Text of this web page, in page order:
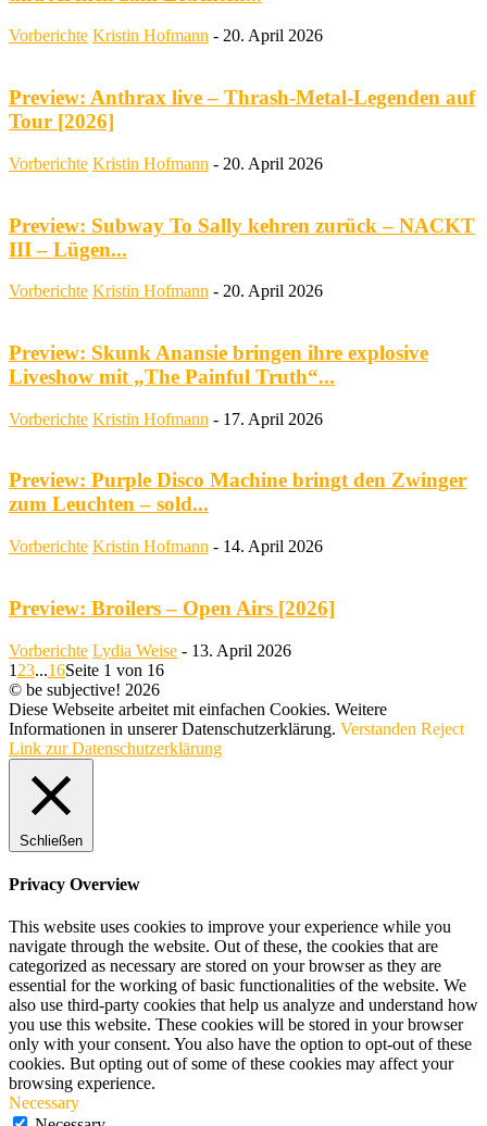
Vorberichte Kristin Hofmann - 20. April 2026
Preview: Anthrax live – Thrash-Metal-Legenden auf
Tour [2026]
Vorberichte Kristin Hofmann - 20. April 2026
Preview: Subway To Sally kehren zurück – NACKT
III – Lügen...
Vorberichte Kristin Hofmann - 20. April 2026
Preview: Skunk Anansie bringen ihre explosive
Liveshow mit „The Painful Truth“...
Vorberichte Kristin Hofmann - 17. April 2026
Preview: Purple Disco Machine bringt den Zwinger
zum Leuchten – sold...
Vorberichte Kristin Hofmann - 14. April 2026
Preview: Broilers – Open Airs [2026]
Vorberichte Lydia Weise - 13. April 2026
1 23...16Seite 1 von 16
© be subjective! 2026
Diese Webseite arbeitet mit einfachen Cookies. Weitere
Informationen in unserer Datenschutzerklärung. Verstanden Reject
Link zur Datenschutzerklärung
Schließen
Privacy Overview
This website uses cookies to improve your experience while you
navigate through the website. Out of these, the cookies that are
categorized as necessary are stored on your browser as they are
essential for the working of basic functionalities of the website. We
also use third-party cookies that help us analyze and understand how
you use this website. These cookies will be stored in your browser
only with your consent. You also have the option to opt-out of these
cookies. But opting out of some of these cookies may affect your
browsing experience.
Necessary